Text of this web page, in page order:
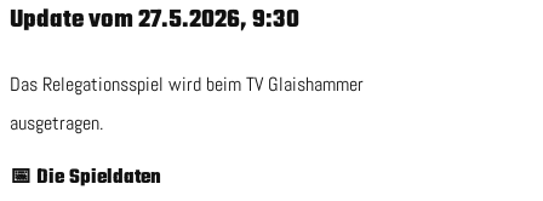
Update vom 27.5.2026, 9:30
Das Relegationsspiel wird beim TV Glaishammer
ausgetragen.
📅 Die Spieldaten